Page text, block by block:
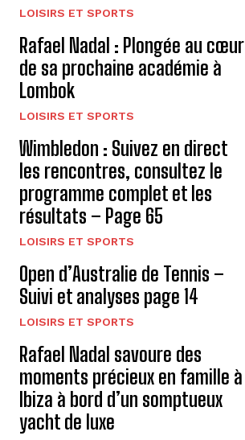
LOISIRS ET SPORTS
Rafael Nadal : Plongée au cœur
de sa prochaine académie à
Lombok
LOISIRS ET SPORTS
Wimbledon : Suivez en direct
les rencontres, consultez le
programme complet et les
résultats – Page 65
LOISIRS ET SPORTS
Open d’Australie de Tennis –
Suivi et analyses page 14
LOISIRS ET SPORTS
Rafael Nadal savoure des
moments précieux en famille à
Ibiza à bord d’un somptueux
yacht de luxe